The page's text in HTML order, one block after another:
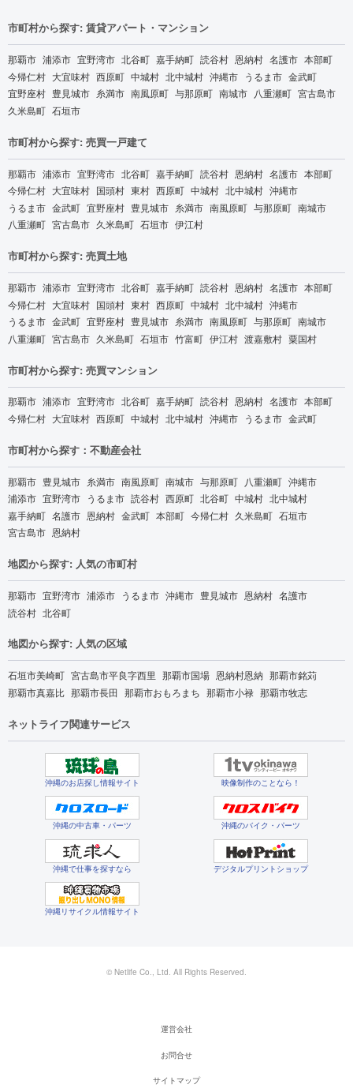
市町村から探す: 賃貸アパート・マンション
那覇市 浦添市 宜野湾市 北谷町 嘉手納町 読谷村 恩納村 名護市 本部町
今帰仁村 大宜味村 西原町 中城村 北中城村 沖縄市 うるま市 金武町
宜野座村 豊見城市 糸満市 南風原町 与那原町 南城市 八重瀬町 宮古島市
久米島町 石垣市
市町村から探す: 売買一戸建て
那覇市 浦添市 宜野湾市 北谷町 嘉手納町 読谷村 恩納村 名護市 本部町
今帰仁村 大宜味村 国頭村 東村 西原町 中城村 北中城村 沖縄市
うるま市 金武町 宜野座村 豊見城市 糸満市 南風原町 与那原町 南城市
八重瀬町 宮古島市 久米島町 石垣市 伊江村
市町村から探す: 売買土地
那覇市 浦添市 宜野湾市 北谷町 嘉手納町 読谷村 恩納村 名護市 本部町
今帰仁村 大宜味村 国頭村 東村 西原町 中城村 北中城村 沖縄市
うるま市 金武町 宜野座村 豊見城市 糸満市 南風原町 与那原町 南城市
八重瀬町 宮古島市 久米島町 石垣市 竹富町 伊江村 渡嘉敷村 粟国村
市町村から探す: 売買マンション
那覇市 浦添市 宜野湾市 北谷町 嘉手納町 読谷村 恩納村 名護市 本部町
今帰仁村 大宜味村 西原町 中城村 北中城村 沖縄市 うるま市 金武町
市町村から探す：不動産会社
那覇市 豊見城市 糸満市 南風原町 南城市 与那原町 八重瀬町 沖縄市
浦添市 宜野湾市 うるま市 読谷村 西原町 北谷町 中城村 北中城村
嘉手納町 名護市 恩納村 金武町 本部町 今帰仁村 久米島町 石垣市
宮古島市 恩納村
地図から探す: 人気の市町村
那覇市 宜野湾市 浦添市 うるま市 沖縄市 豊見城市 恩納村 名護市
読谷村 北谷町
地図から探す: 人気の区域
石垣市美崎町 宮古島市平良字西里 那覇市国場 恩納村恩納 那覇市銘苅
那覇市真嘉比 那覇市長田 那覇市おもろまち 那覇市小禄 那覇市牧志
ネットライフ関連サービス
沖縄のお店探し情報サイト 映像制作のことなら！
沖縄の中古車・パーツ 沖縄のバイク・パーツ
沖縄で仕事を探すなら デジタルプリントショップ
沖縄リサイクル情報サイト
© Netlife Co., Ltd. All Rights Reserved.
運営会社
お問合せ
サイトマップ